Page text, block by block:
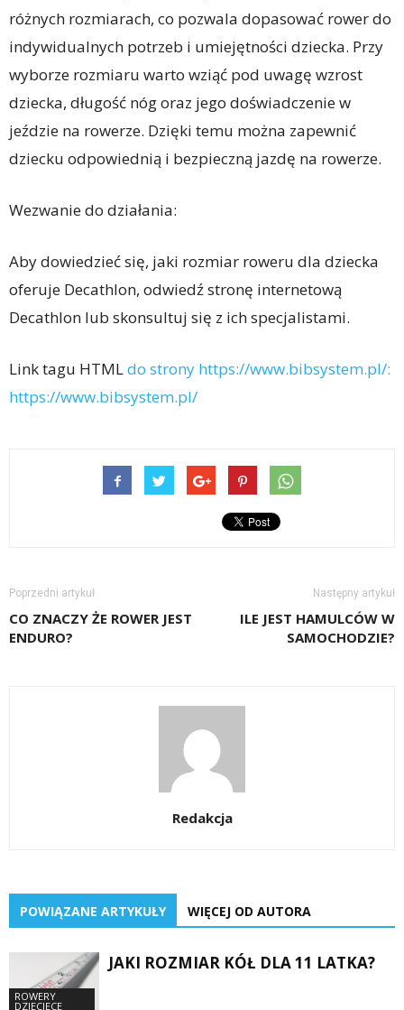
różnych rozmiarach, co pozwala dopasować rower do
indywidualnych potrzeb i umiejętności dziecka. Przy
wyborze rozmiaru warto wziąć pod uwagę wzrost
dziecka, długość nóg oraz jego doświadczenie w
jeździe na rowerze. Dzięki temu można zapewnić
dziecku odpowiednią i bezpieczną jazdę na rowerze.
Wezwanie do działania:
Aby dowiedzieć się, jaki rozmiar roweru dla dziecka
oferuje Decathlon, odwiedź stronę internetową
Decathlon lub skonsultuj się z ich specjalistami.
Link tagu HTMLdo strony https://www.bibsystem.pl/:
https://www.bibsystem.pl/
Poprzedni artykuł
CO ZNACZY ŻE ROWER JEST
ENDURO?
Następny artykuł
ILE JEST HAMULCÓW W
SAMOCHODZIE?
Redakcja
POWIĄZANE ARTYKUŁY WIĘCEJ OD AUTORA
ROWERY
DZIECIĘCE
JAKI ROZMIAR KÓŁ DLA 11 LATKA?